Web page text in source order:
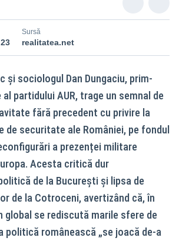
Sursă
realitatea.net
și sociologul Dan Dungaciu, prim-
partidului AUR, trage un semnal de
fără precedent cu privire la
de securitate ale României, pe fondul
a prezenței militare
Acesta critică dur
de la București și lipsa de
de la Cotroceni, avertizând că, în
global se rediscută marile sfere de
politică românească „se joacă de-a